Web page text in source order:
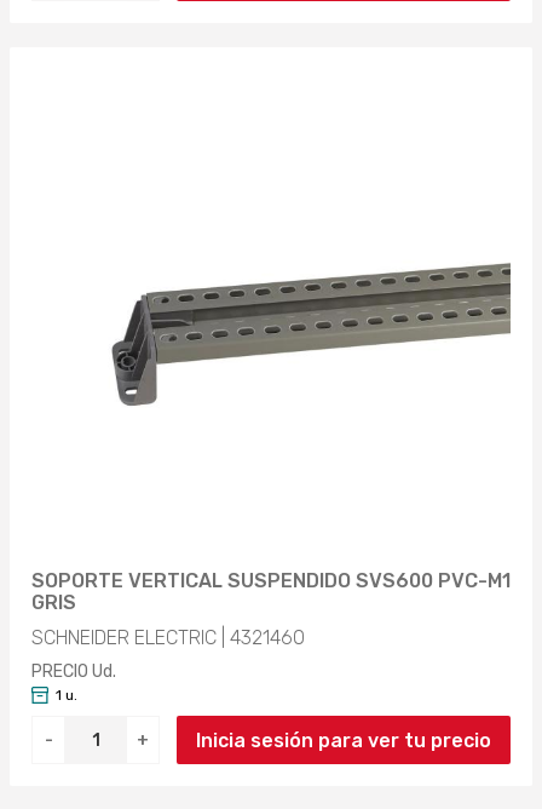
SOPORTE VERTICAL SUSPENDIDO SVS600 PVC-M1
GRIS
SCHNEIDER ELECTRIC | 4321460
PRECIO Ud.
- +
1 u.
Inicia sesión para ver tu precio